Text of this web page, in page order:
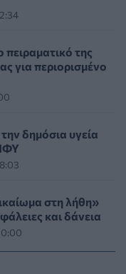
Νοσοκομείο
γυναικών
της διασποράς
13
οικόσιτα και
Αττική
της
για περιορισμένο
δημόσια υγεία
στη λήθη»
και δάνεια